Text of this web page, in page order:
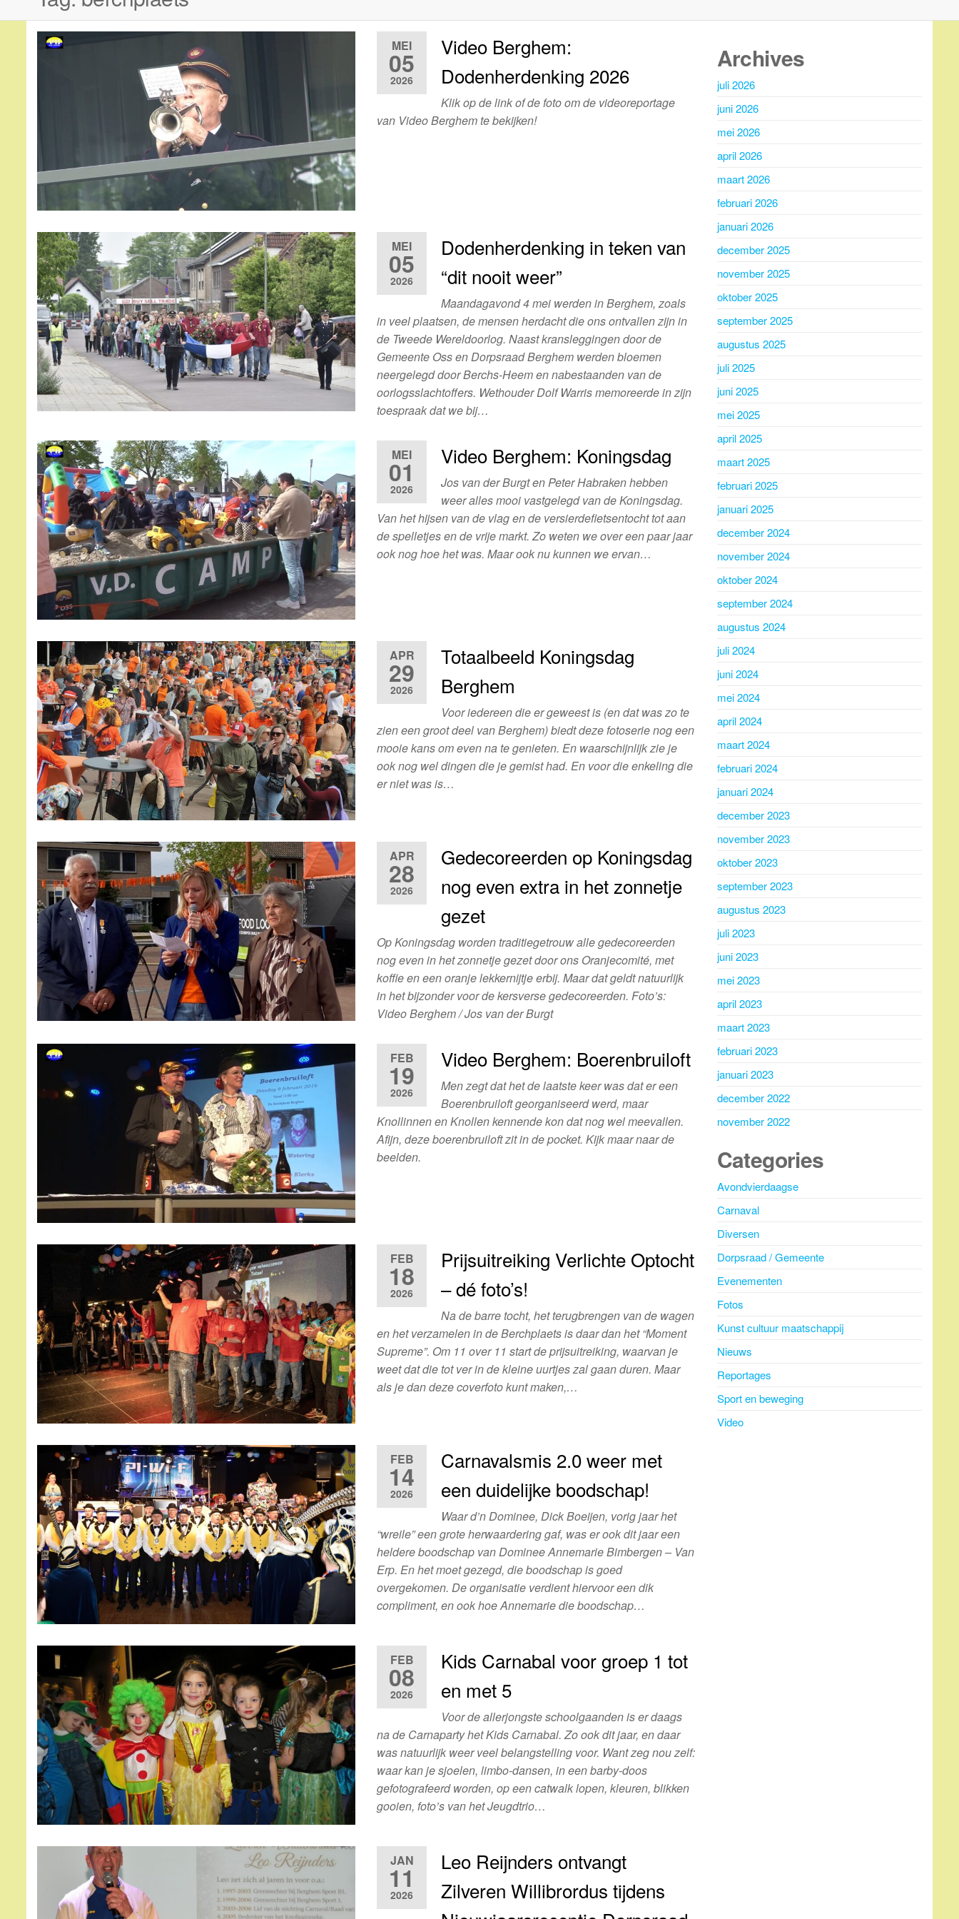
MEI
05
2026
Video Berghem:
Dodenherdenking 2026
Klik op de link of de foto om de videoreportage
van Video Berghem te bekijken!
MEI
05
2026
Dodenherdenking in teken van
“dit nooit weer”
Maandagavond 4 mei werden in Berghem, zoals
in veel plaatsen, de mensen herdacht die ons ontvallen zijn in
de Tweede Wereldoorlog. Naast kransleggingen door de
Gemeente Oss en Dorpsraad Berghem werden bloemen
neergelegd door Berchs-Heem en nabestaanden van de
oorlogsslachtoffers. Wethouder Dolf Warris memoreerde in zijn
toespraak dat we bij…
MEI
01
2026
Video Berghem: Koningsdag
Jos van der Burgt en Peter Habraken hebben
weer alles mooi vastgelegd van de Koningsdag.
Van het hijsen van de vlag en de versierdefietsentocht tot aan
de spelletjes en de vrije markt. Zo weten we over een paar jaar
ook nog hoe het was. Maar ook nu kunnen we ervan…
APR
29
2026
Totaalbeeld Koningsdag
Berghem
Voor iedereen die er geweest is (en dat was zo te
zien een groot deel van Berghem) biedt deze fotoserie nog een
mooie kans om even na te genieten. En waarschijnlijk zie je
ook nog wel dingen die je gemist had. En voor die enkeling die
er niet was is…
APR
28
2026
Gedecoreerden op Koningsdag
nog even extra in het zonnetje
gezet
Op Koningsdag worden traditiegetrouw alle gedecoreerden
nog even in het zonnetje gezet door ons Oranjecomité, met
koffie en een oranje lekkernijtje erbij. Maar dat geldt natuurlijk
in het bijzonder voor de kersverse gedecoreerden. Foto’s:
Video Berghem / Jos van der Burgt
FEB
19
2026
Video Berghem: Boerenbruiloft
Men zegt dat het de laatste keer was dat er een
Boerenbruiloft georganiseerd werd, maar
Knollinnen en Knollen kennende kon dat nog wel meevallen.
Afijn, deze boerenbruiloft zit in de pocket. Kijk maar naar de
beelden.
FEB
18
2026
Prijsuitreiking Verlichte Optocht
– dé foto’s!
Na de barre tocht, het terugbrengen van de wagen
en het verzamelen in de Berchplaets is daar dan het “Moment
Supreme”. Om 11 over 11 start de prijsuitreiking, waarvan je
weet dat die tot ver in de kleine uurtjes zal gaan duren. Maar
als je dan deze coverfoto kunt maken,…
FEB
14
2026
Carnavalsmis 2.0 weer met
een duidelijke boodschap!
Waar d’n Dominee, Dick Boeijen, vorig jaar het
“wreile” een grote herwaardering gaf, was er ook dit jaar een
heldere boodschap van Dominee Annemarie Bimbergen – Van
Erp. En het moet gezegd, die boodschap is goed
overgekomen. De organisatie verdient hiervoor een dik
compliment, en ook hoe Annemarie die boodschap…
FEB
08
2026
Kids Carnabal voor groep 1 tot
en met 5
Voor de allerjongste schoolgaanden is er daags
na de Carnaparty het Kids Carnabal. Zo ook dit jaar, en daar
was natuurlijk weer veel belangstelling voor. Want zeg nou zelf:
waar kan je sjoelen, limbo-dansen, in een barby-doos
gefotografeerd worden, op een catwalk lopen, kleuren, blikken
gooien, foto’s van het Jeugdtrio…
JAN
11
2026
Leo Reijnders ontvangt
Zilveren Willibrordus tijdens
Archives
juli 2026
juni 2026
mei 2026
april 2026
maart 2026
februari 2026
januari 2026
december 2025
november 2025
oktober 2025
september 2025
augustus 2025
juli 2025
juni 2025
mei 2025
april 2025
maart 2025
februari 2025
januari 2025
december 2024
november 2024
oktober 2024
september 2024
augustus 2024
juli 2024
juni 2024
mei 2024
april 2024
maart 2024
februari 2024
januari 2024
december 2023
november 2023
oktober 2023
september 2023
augustus 2023
juli 2023
juni 2023
mei 2023
april 2023
maart 2023
februari 2023
januari 2023
december 2022
november 2022
Categories
Avondvierdaagse
Carnaval
Diversen
Dorpsraad / Gemeente
Evenementen
Fotos
Kunst cultuur maatschappij
Nieuws
Reportages
Sport en beweging
Video